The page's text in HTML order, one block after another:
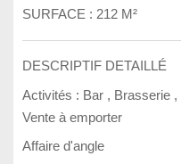
SURFACE : 212 M²
DESCRIPTIF DETAILLÉ
Activités : Bar , Brasserie ,
Vente à emporter
Affaire d'angle